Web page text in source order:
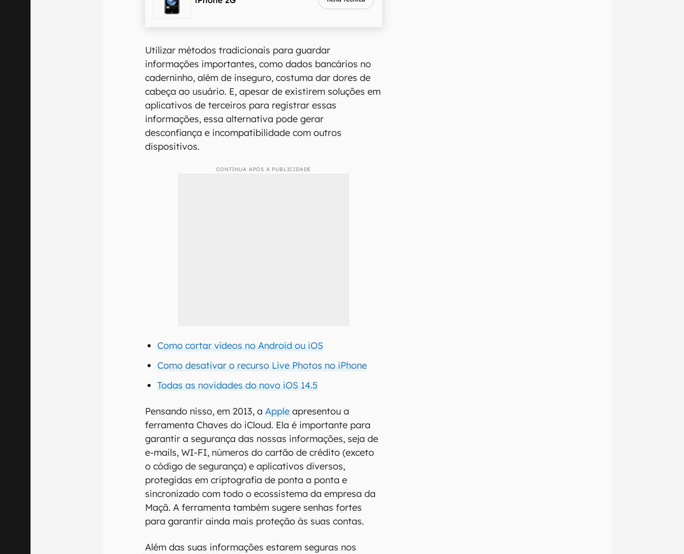
Utilizar métodos tradicionais para guardar
informações importantes, como dados bancários no
caderninho, além de inseguro, costuma dar dores de
cabeça ao usuário. E, apesar de existirem soluções em
aplicativos de terceiros para registrar essas
informações, essa alternativa pode gerar
desconfiança e incompatibilidade com outros
dispositivos.
CONTINUA APÓS A PUBLICIDADE
Como cortar vídeos no Android ou iOS
Como desativar o recurso Live Photos no iPhone
Todas as novidades do novo iOS 14.5
Pensando nisso, em 2013, aApple apresentou a
ferramenta Chaves do iCloud. Ela é importante para
garantir a segurança das nossas informações, seja de
e-mails, WI-FI, números do cartão de crédito (exceto
o código de segurança) e aplicativos diversos,
protegidas em criptografia de ponta a ponta e
sincronizado com todo o ecossistema da empresa da
Maçã. A ferramenta também sugere senhas fortes
para garantir ainda mais proteção às suas contas.
Além das suas informações estarem seguras nos